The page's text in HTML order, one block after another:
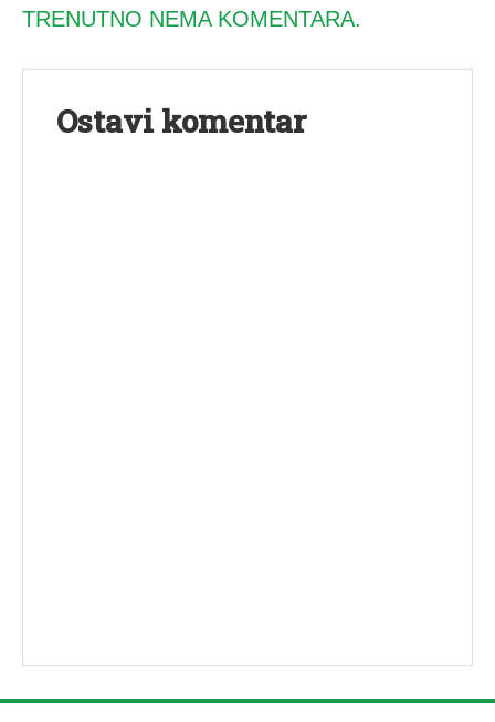
TRENUTNO NEMA KOMENTARA.
Ostavi komentar